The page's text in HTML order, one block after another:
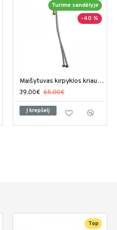
Turime sandėlyje
-40 %
Maišytuvas kirpyklos kriauklei M-001
39.00€ 65.00€
Į krepšelį
Top